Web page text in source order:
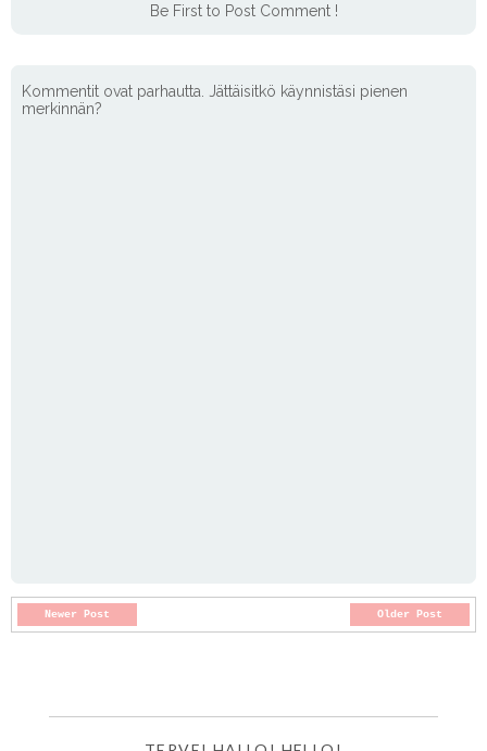
Be First to Post Comment !
Kommentit ovat parhautta. Jättäisitkö käynnistäsi pienen
merkinnän?
Newer Post Older Post